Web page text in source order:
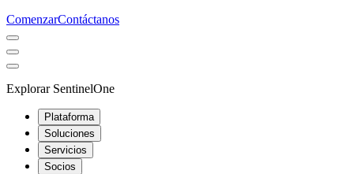
ComenzarContáctanos
Explorar SentinelOne
Plataforma
Soluciones
Servicios
Socios